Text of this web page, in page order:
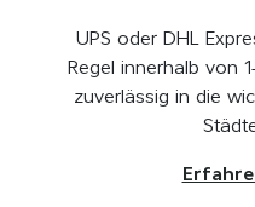
UPS oder DHL
Regel innerhalb von
zuverlässig in die